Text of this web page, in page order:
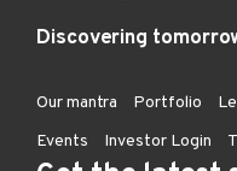
Discovering
Our mantra Portfolio
Events
Investor Login